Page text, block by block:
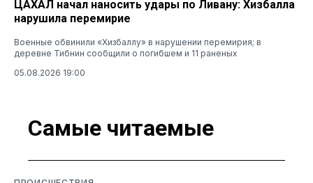
ЦАХАЛ начал наносить удары по Ливану: Хизбалла
нарушила перемирие
Военные обвинили «Хизбаллу» в нарушении перемирия; в
деревне Тибнин сообщили о погибшем и 11 раненых
05.08.2026 19:00
Самые читаемые